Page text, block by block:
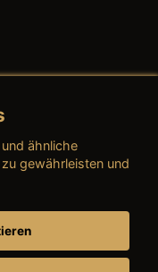
ähnliche
gewährleisten und